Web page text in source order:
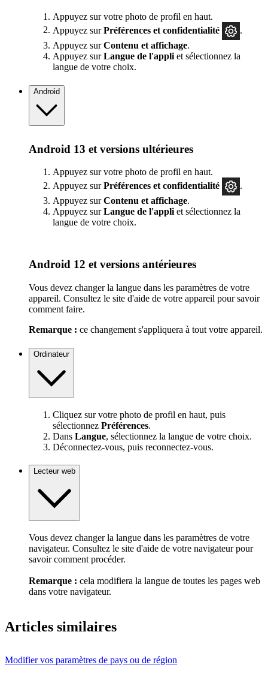
Appuyez sur votre photo de profil en haut.
Appuyez surPréférences et confidentialité
.
Appuyez surContenu et affichage.
Appuyez surLangue de l'appli et sélectionnez la
langue de votre choix.
Android
Android 13 et versions ultérieures
Appuyez sur votre photo de profil en haut.
Appuyez surPréférences et confidentialité
.
Appuyez surContenu et affichage.
Appuyez surLangue de l'appli et sélectionnez la
langue de votre choix.
Android 12 et versions antérieures
Vous devez changer la langue dans les paramètres de votre
appareil. Consultez le site d'aide de votre appareil pour savoir
comment faire.
Remarque : ce changement s'appliquera à tout votre appareil.
Ordinateur
Cliquez sur votre photo de profil en haut, puis
sélectionnez Préférences.
Dans Langue, sélectionnez la langue de votre choix.
Déconnectez-vous, puis reconnectez-vous.
Lecteur web
Vous devez changer la langue dans les paramètres de votre
navigateur. Consultez le site d'aide de votre navigateur pour
savoir comment procéder.
Remarque : cela modifiera la langue de toutes les pages web
dans votre navigateur.
Articles similaires
Modifier vos paramètres de pays ou de région